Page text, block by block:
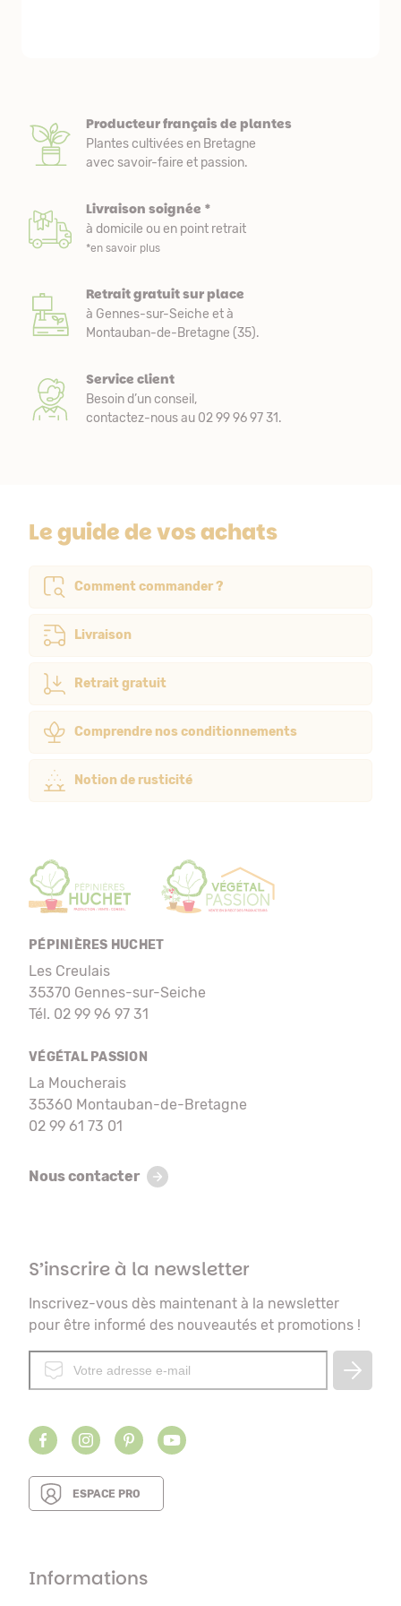
Producteur français de plantes
Plantes cultivées en Bretagne
avec savoir-faire et passion.
Livraison soignée *
à domicile ou en point retrait
*en savoir plus
Retrait gratuit sur place
à Gennes-sur-Seiche et à
Montauban-de-Bretagne (35).
Service client
Besoin d’un conseil,
contactez-nous au 02 99 96 97 31.
Le guide de vos achats
Comment commander ?
Livraison
Retrait gratuit
Comprendre nos conditionnements
Notion de rusticité
PÉPINIÈRES HUCHET
Les Creulais
35370 Gennes-sur-Seiche
Tél. 02 99 96 97 31
VÉGÉTAL PASSION
La Moucherais
35360 Montauban-de-Bretagne
02 99 61 73 01
Nous contacter
S’inscrire à la newsletter
Inscrivez-vous dès maintenant à la newsletter
pour être informé des nouveautés et promotions !
ESPACE PRO
Informations